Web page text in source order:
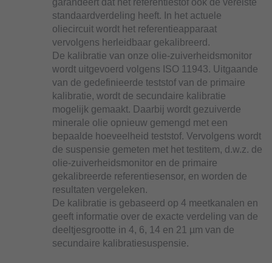
standaardverdeling heeft. In het actuele
oliecircuit wordt het referentieapparaat
vervolgens herleidbaar gekalibreerd.
De kalibratie van onze olie-zuiverheidsmonitor
wordt uitgevoerd volgens ISO 11943. Uitgaande
van de gedefinieerde teststof van de primaire
kalibratie, wordt de secundaire kalibratie
mogelijk gemaakt. Daarbij wordt gezuiverde
minerale olie opnieuw gemengd met een
bepaalde hoeveelheid teststof. Vervolgens wordt
de suspensie gemeten met het testitem, d.w.z. de
olie-zuiverheidsmonitor en de primaire
gekalibreerde referentiesensor, en worden de
resultaten vergeleken.
De kalibratie is gebaseerd op 4 meetkanalen en
geeft informatie over de exacte verdeling van de
deeltjesgrootte in 4, 6, 14 en 21 µm van de
secundaire kalibratiesuspensie.